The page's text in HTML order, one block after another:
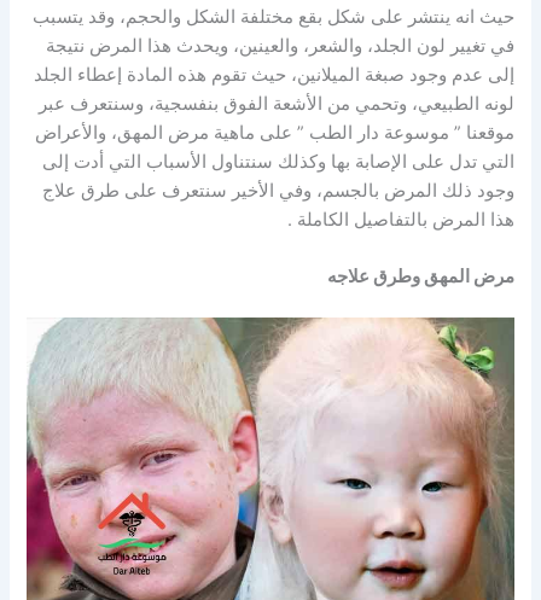
حيث انه ينتشر على شكل بقع مختلفة الشكل والحجم، وقد يتسبب
في تغيير لون الجلد، والشعر، والعينين، ويحدث هذا المرض نتيجة
إلى عدم وجود صبغة الميلانين، حيث تقوم هذه المادة إعطاء الجلد
لونه الطبيعي، وتحمي من الأشعة الفوق بنفسجية، وسنتعرف عبر
موقعنا ” موسوعة دار الطب ” على ماهية مرض المهق، والأعراض
التي تدل على الإصابة بها وكذلك سنتناول الأسباب التي أدت إلى
وجود ذلك المرض بالجسم، وفي الأخير سنتعرف على طرق علاج
هذا المرض بالتفاصيل الكاملة .
مرض المهق وطرق علاجه